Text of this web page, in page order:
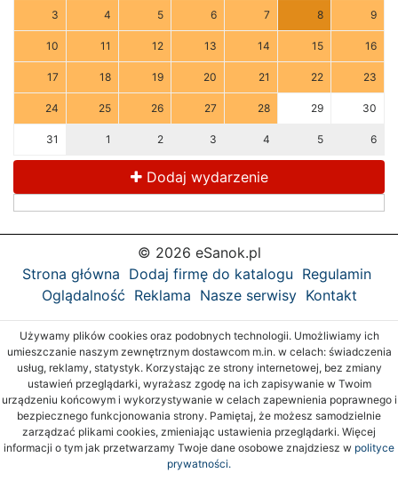
3 4 5 6 7 8 9
10 11 12 13 14 15 16
17 18 19 20 21 22 23
24 25 26 27 28 29 30
31 1 2 3 4 5 6
Dodaj wydarzenie
© 2026 eSanok.pl
Strona główna Dodaj firmę do katalogu Regulamin
Oglądalność Reklama Nasze serwisy Kontakt
Używamy plików cookies oraz podobnych technologii. Umożliwiamy ich
umieszczanie naszym zewnętrznym dostawcom m.in. w celach: świadczenia
usług, reklamy, statystyk. Korzystając ze strony internetowej, bez zmiany
ustawień przeglądarki, wyrażasz zgodę na ich zapisywanie w Twoim
urządzeniu końcowym i wykorzystywanie w celach zapewnienia poprawnego i
bezpiecznego funkcjonowania strony. Pamiętaj, że możesz samodzielnie
zarządzać plikami cookies, zmieniając ustawienia przeglądarki. Więcej
informacji o tym jak przetwarzamy Twoje dane osobowe znajdziesz w polityce
prywatności.